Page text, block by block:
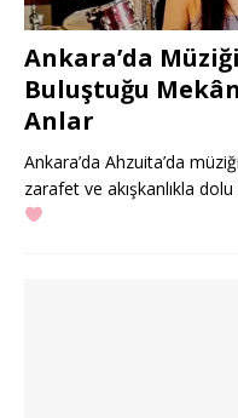
Ankara’da
Buluştuğu
Anlar
Ankara’da Ahzuita’da
zarafet ve akışkanlıkla